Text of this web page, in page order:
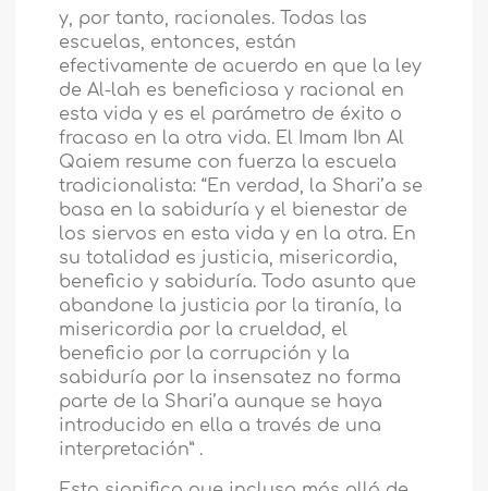
y, por tanto, racionales. Todas las
escuelas, entonces, están
efectivamente de acuerdo en que la ley
de Al-lah es beneficiosa y racional en
esta vida y es el parámetro de éxito o
fracaso en la otra vida. El Imam Ibn Al
Qaiem resume con fuerza la escuela
tradicionalista: “En verdad, la Shari’a se
basa en la sabiduría y el bienestar de
los siervos en esta vida y en la otra. En
su totalidad es justicia, misericordia,
beneficio y sabiduría. Todo asunto que
abandone la justicia por la tiranía, la
misericordia por la crueldad, el
beneficio por la corrupción y la
sabiduría por la insensatez no forma
parte de la Shari’a aunque se haya
introducido en ella a través de una
interpretación” .